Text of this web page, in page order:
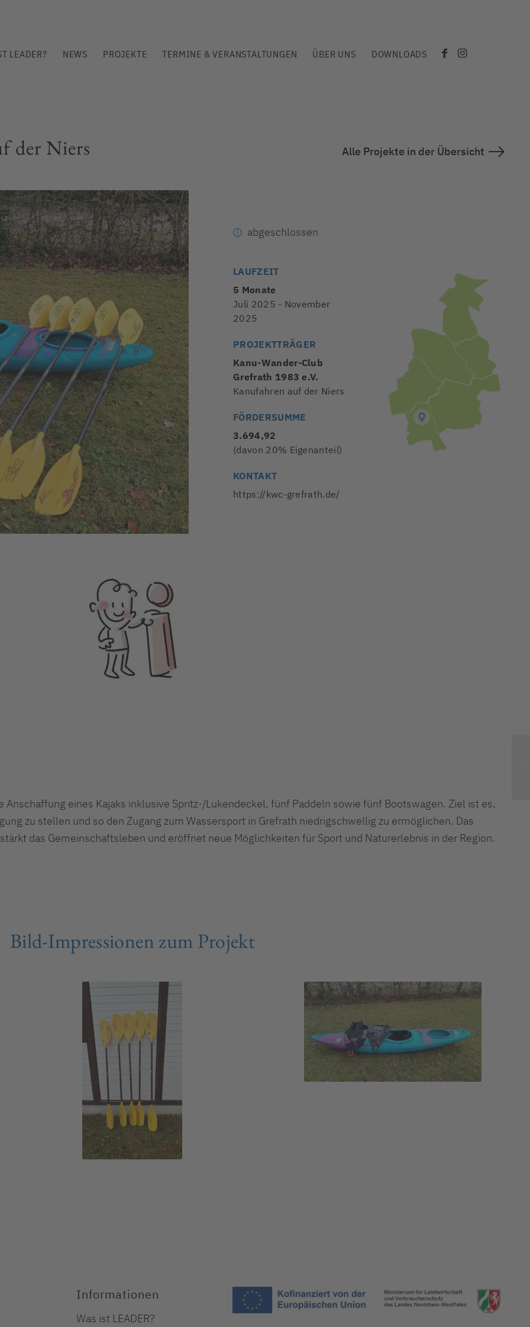
LEADER? NEWS PROJEKTE TERMINE & VERANSTALTUNGEN ÜBER UNS DOWNLOADS
der Niers Alle Projekte in der Übersicht
abgeschlossen
LAUFZEIT
5 Monate
Juli 2025 - November
2025
PROJEKTTRÄGER
Kanu-Wander-Club
Grefrath 1983 e.V.
Kanufahren auf der Niers
FÖRDERSUMME
3.694,92
(davon 20% Eigenanteil)
KONTAKT
https://kwc-grefrath.de/
1
Anschaffung eines Kajaks inklusive Spritz-/Lukendeckel, fünf Paddeln sowie fünf Bootswagen. Ziel ist es,
zu stellen und so den Zugang zum Wassersport in Grefrath niedrigschwellig zu ermöglichen. Das
das Gemeinschaftsleben und eröffnet neue Möglichkeiten für Sport und Naturerlebnis in der Region.
Bild-Impressionen zum Projekt
Informationen
Was ist LEADER?